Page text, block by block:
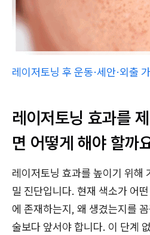
레이저토닝 후 운동·세안·외출
레이저토닝 효과를
면 어떻게 해야 할까
레이저토닝 효과를 높이기 위해
밀 진단입니다. 현재 색소가 어
에 존재하는지, 왜 생겼는지를
술보다 앞서야 합니다. 이 단계